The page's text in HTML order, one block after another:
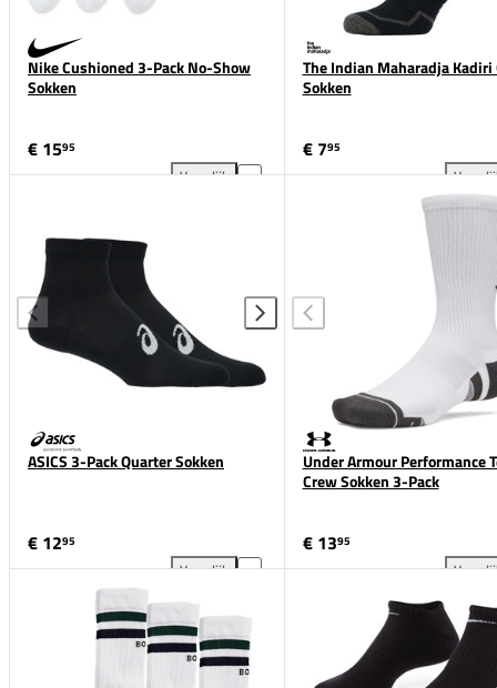
Nike Cushioned 3-Pack No-Show
Sokken
€ 1595
Vergelijk
Nike Cushioned 3-Pack No-Show Sokken
The Indian Maharadja Kadiri
Sokken
€ 795
ASICS 3-Pack Quarter Sokken
€ 1295
Vergelijk
Under Armour Performance
Crew Sokken 3-Pack
€ 1395